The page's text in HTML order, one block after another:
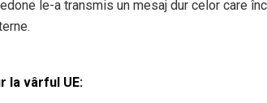
le-a transmis un mesaj dur celor care
la vârful UE: